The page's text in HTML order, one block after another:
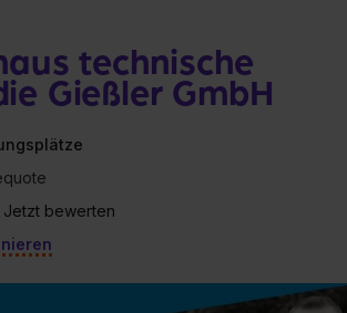
technische
Gießler GmbH
Jetzt bewerten